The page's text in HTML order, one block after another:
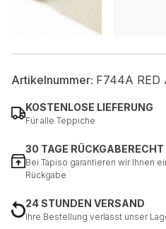
Artikelnummer: F744A RED
KOSTENLOSE LIEFERUNG
Für alle Teppiche
30 TAGE RÜCKGABERECHT
Bei Tapiso garantieren wir Ihnen
Rückgabe
24 STUNDEN VERSAND
Ihre Bestellung verlässt unser